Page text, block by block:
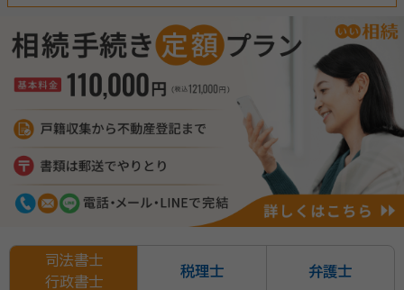
司法書士
行政書士
税理士 弁護士